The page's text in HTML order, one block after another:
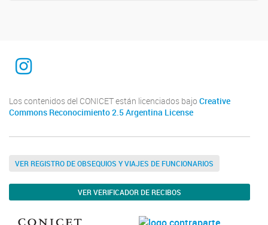
INTEQUI
Los contenidos del CONICET están licenciados bajo Creative
Commons Reconocimiento 2.5 Argentina License
VER REGISTRO DE OBSEQUIOS Y VIAJES DE FUNCIONARIOS
VER VERIFICADOR DE RECIBOS